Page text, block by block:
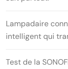
Lampadaire
intelligent qui
Test de la